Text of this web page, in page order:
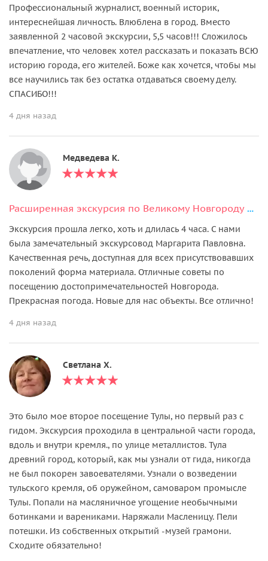
Профессиональный журналист, военный историк,
интереснейшая личность. Влюблена в город. Вместо
заявленной 2 часовой экскурсии, 5,5 часов!!! Сложилось
впечатление, что человек хотел рассказать и показать ВСЮ
историю города, его жителей. Боже как хочется, чтобы мы
все научились так без остатка отдаваться своему делу.
СПАСИБО!!!
4 дня назад
Медведева К.
Расширенная экскурсия по Великому Новгороду на транспорте туриста
Экскурсия прошла легко, хоть и длилась 4 часа. С нами
была замечательный экскурсовод Маргарита Павловна.
Качественная речь, доступная для всех присутствовавших
поколений форма материала. Отличные советы по
посещению достопримечательностей Новгорода.
Прекрасная погода. Новые для нас объекты. Все отлично!
4 дня назад
Светлана Х.
Это было мое второе посещение Тулы, но первый раз с
гидом. Экскурсия проходила в центральной части города,
вдоль и внутри кремля., по улице металлистов. Тула
древний город, который, как мы узнали от гида, никогда
не был покорен завоевателями. Узнали о возведении
тульского кремля, об оружейном, самоваром промысле
Тулы. Попали на масляничное угощение необычными
ботинками и варениками. Наряжали Масленицу. Пели
потешки. Из собственных открытий -музей грамони.
Сходите обязательно!